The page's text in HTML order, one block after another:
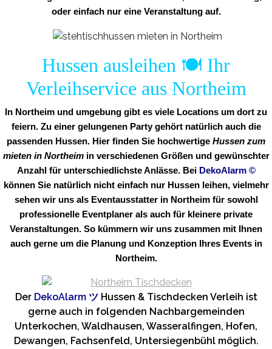
oder einfach nur eine Veranstaltung auf.
Hussen ausleihen 🍽️ Ihr
Verleihservice aus Northeim
In Northeim und umgebung gibt es viele Locations um dort zu
feiern. Zu einer gelungenen Party gehört natürlich auch die
passenden Hussen. Hier finden Sie hochwertige Hussen zum
mieten in Northeimin verschiedenen Größen und gewünschter
Anzahl für unterschiedlichste Anlässe. Bei DekoAlarm ©
können Sie natürlich nicht einfach nur Hussen leihen, vielmehr
sehen wir uns als Eventausstatter in Northeim für sowohl
professionelle Eventplaner als auch für kleinere private
Veranstaltungen. So kümmern wir uns zusammen mit Ihnen
auch gerne um die Planung und Konzeption Ihres Events in
Northeim.
Der DekoAlarm ツ Hussen & Tischdecken Verleih ist
gerne auch in folgenden Nachbargemeinden
Unterkochen, Waldhausen, Wasseralfingen, Hofen,
Dewangen, Fachsenfeld, Untersiegenbühl möglich.